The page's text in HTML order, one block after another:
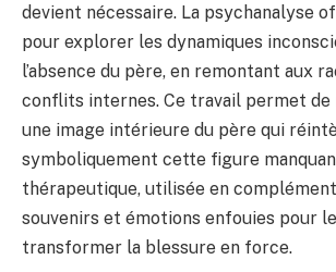
devient nécessaire. La psychanalyse
pour explorer les dynamiques
l’absence du père, en remontant aux
conflits internes. Ce travail permet
une image intérieure du père qui
symboliquement cette figure
thérapeutique, utilisée en
souvenirs et émotions enfouies pour
transformer la blessure en force.